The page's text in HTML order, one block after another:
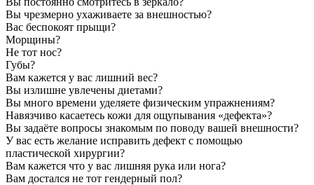
Вы чрезмерно ухаживаете за внешностью?
Вас беспокоят прыщи?
Морщины?
Не тот нос?
Губы?
Вам кажется у вас лишний вес?
Вы излишне увлечены диетами?
Вы много времени уделяете физическим упражнениям?
Навязчиво касаетесь кожи для ощупывания «дефекта»?
Вы задаёте вопросы знакомым по поводу вашей внешности?
У вас есть желание исправить дефект с помощью
пластической хирургии?
Вам кажется что у вас лишняя рука или нога?
Вам достался не тот гендерный пол?